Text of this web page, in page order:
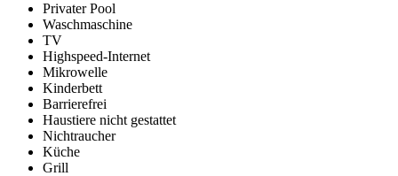
Privater Pool
Waschmaschine
TV
Highspeed-Internet
Mikrowelle
Kinderbett
Barrierefrei
Haustiere nicht gestattet
Nichtraucher
Küche
Grill